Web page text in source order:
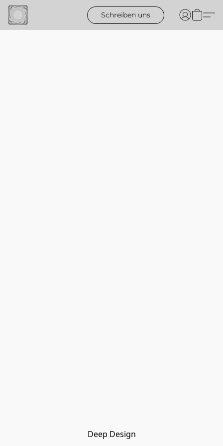
Schreiben uns
Deep Design